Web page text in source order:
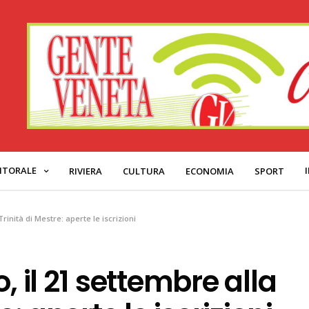
RIVIERA CULTURA ECONOMIA SPORT
di Mestre: aperte le iscrizioni
il 21 settembre alla